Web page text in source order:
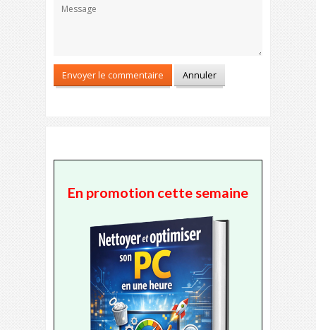
En promotion cette semaine